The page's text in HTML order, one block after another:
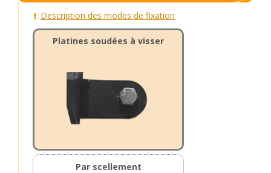
Description des modes de fixation
Platines soudées à visser
Par scellement